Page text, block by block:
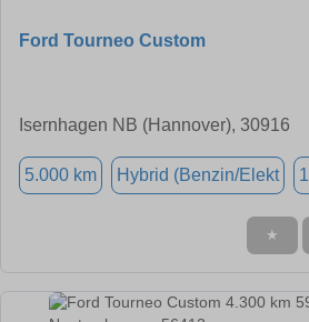
Ford Tourneo Custom
Isernhagen NB (Hannover), 30916
5.000 km Hybrid (Benzin/Elekt
★